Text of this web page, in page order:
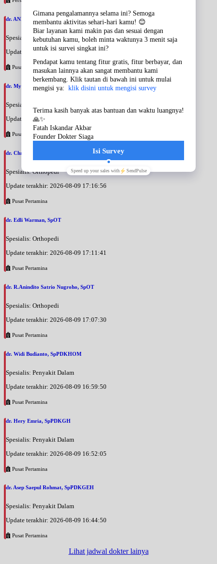
dr. ANNA ARIANE, SpPDKR
Spesialis: Penyakit Dalam
Update terakhir: 2026-08-09 17:28:07
Pusat Pertamina
dr. Myrna Martinus, SpPDKEMD
Spesialis: Penyakit Dalam
Update terakhir: 2026-08-09 17:25:38
Pusat Pertamina
dr. Christiana Liinda Wahyuni, SpOT
Spesialis: Orthopedi
Update terakhir: 2026-08-09 17:16:56
Pusat Pertamina
dr. Edli Warman, SpOT
Spesialis: Orthopedi
Update terakhir: 2026-08-09 17:11:41
Pusat Pertamina
dr. R.Anindito Satrio Nugroho, SpOT
Spesialis: Orthopedi
Update terakhir: 2026-08-09 17:07:30
Pusat Pertamina
dr. Widi Budianto, SpPDKHOM
Spesialis: Penyakit Dalam
Update terakhir: 2026-08-09 16:59:50
Pusat Pertamina
dr. Hery Emria, SpPDKGH
Spesialis: Penyakit Dalam
Update terakhir: 2026-08-09 16:52:05
Pusat Pertamina
dr. Asep Saepul Rohmat, SpPDKGEH
Spesialis: Penyakit Dalam
Update terakhir: 2026-08-09 16:44:50
Pusat Pertamina
Lihat jadwal dokter lainya